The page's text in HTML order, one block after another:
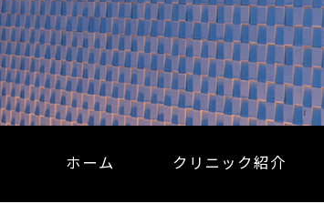
ホーム クリニック紹介